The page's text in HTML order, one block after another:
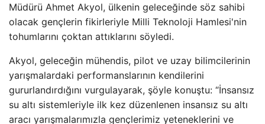
Müdürü Ahmet Akyol, ülkenin geleceğinde söz sahibi
olacak gençlerin fikirleriyle Milli Teknoloji Hamlesi'nin
tohumlarını çoktan attıklarını söyledi.
Akyol, geleceğin mühendis, pilot ve uzay bilimcilerinin
yarışmalardaki performanslarının kendilerini
gururlandırdığını vurgulayarak, şöyle konuştu: “İnsansız
su altı sistemleriyle ilk kez düzenlenen insansız su altı
aracı yarışmalarımızla gençlerimiz yeteneklerini ve